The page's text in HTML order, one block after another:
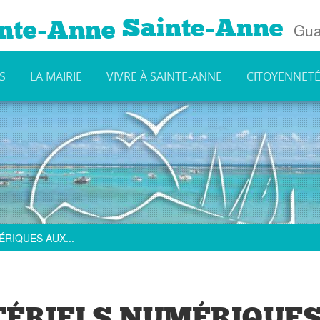
Sainte-Anne
LA MAIRIE VIVRE À SAINTE-ANNE CITOYENNETÉ
AUX...